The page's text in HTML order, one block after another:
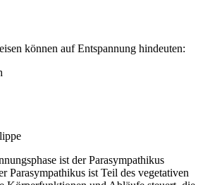
können auf Entspannung hindeuten:
ist der Parasympathikus
Parasympathikus ist Teil des vegetativen